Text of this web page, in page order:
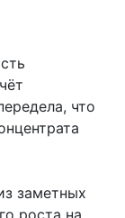
что
заметных
роста на